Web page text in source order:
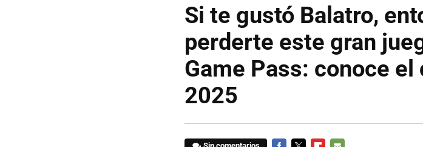
Si te gustó Balatro,
perderte este gran
Game Pass: conoce
2025